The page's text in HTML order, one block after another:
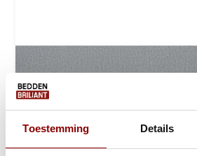
Toestemming Details